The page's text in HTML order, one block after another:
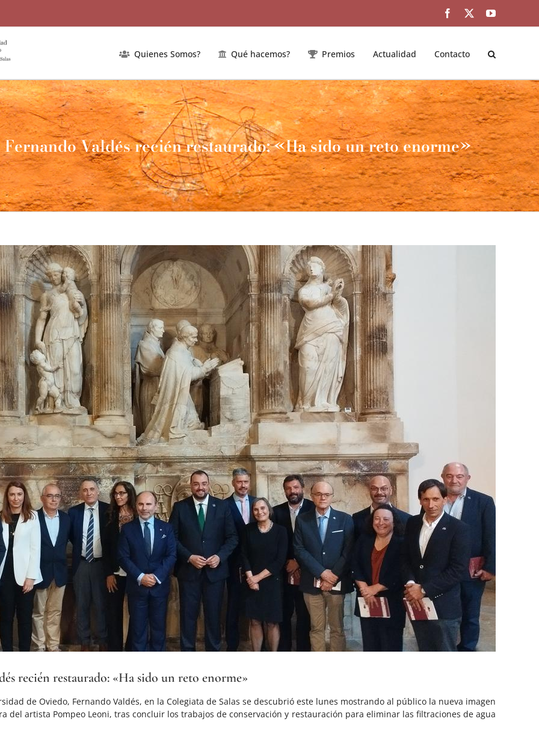
Facebook
TwitterYouTube
Quienes Somos? Qué hacemos? Premios Actualidad Contacto
Valdés recién restaurado: «Ha sido un reto enorme»
recién restaurado: «Ha sido un reto enorme»
de Oviedo, Fernando Valdés, en la Colegiata de Salas se descubrió este lunes mostrando al público la nueva imagen
del artista Pompeo Leoni, tras concluir los trabajos de conservación y restauración para eliminar las filtraciones de agua